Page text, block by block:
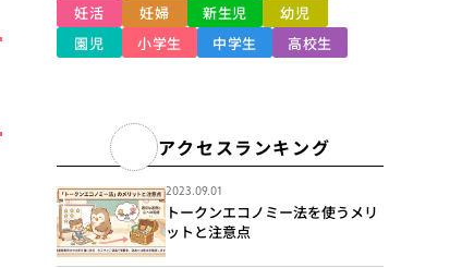
妊活 妊婦 新生児
幼児
園児
小学生 中学生 高校生
アクセスランキング
2023.09.01
トークンエコノミー法を使うメリ
ットと注意点